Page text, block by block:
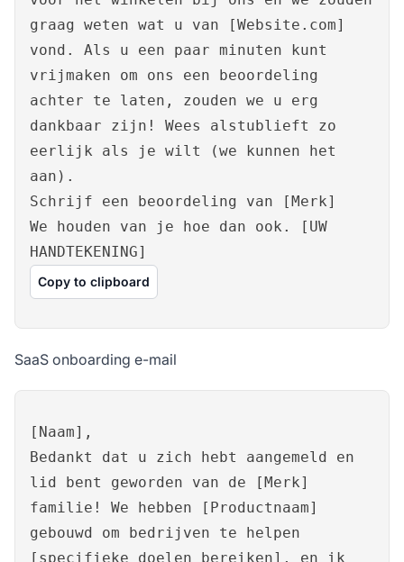
graag weten wat u van [Website.com]
vond. Als u een paar minuten kunt
vrijmaken om ons een beoordeling
achter te laten, zouden we u erg
dankbaar zijn! Wees alstublieft zo
eerlijk als je wilt (we kunnen het
aan).
Schrijf een beoordeling van [Merk]
We houden van je hoe dan ook. [UW
HANDTEKENING]
Copy to clipboard
SaaS onboarding e-mail
[Naam],
Bedankt dat u zich hebt aangemeld en
lid bent geworden van de [Merk]
familie! We hebben [Productnaam]
gebouwd om bedrijven te helpen
[specifieke doelen bereiken], en ik